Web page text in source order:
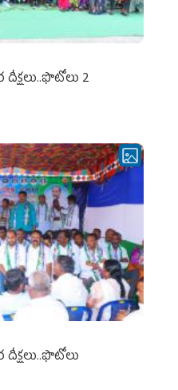
2